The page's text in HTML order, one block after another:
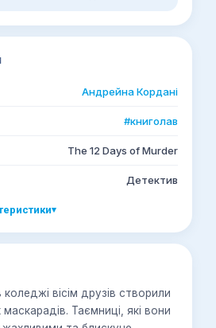
Андрейна Кордані
#книголав
The 12 Days of Murder
Детектив
▾
вісім друзів створили
Таємниці, які вони